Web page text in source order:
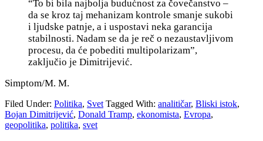
“To bi bila najbolja budućnost za čovečanstvo –
da se kroz taj mehanizam kontrole smanje sukobi
i ljudske patnje, a i uspostavi neka garancija
stabilnosti. Nadam se da je reč o nezaustavljivom
procesu, da će pobediti multipolarizam”,
zaključio je Dimitrijević.
Simptom/M. M.
Filed Under: Politika, Svet Tagged With: analitičar, Bliski istok,
Bojan Dimitrijević, Donald Tramp, ekonomista, Evropa,
geopolitika, politika, svet